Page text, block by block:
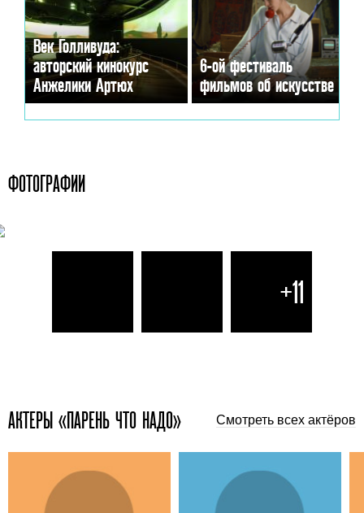
Век Голливуда:
авторский кинокурс
Анжелики Артюх
6-ой фестиваль
фильмов об искусстве
ФОТОГРАФИИ
+11
АКТЕРЫ «ПАРЕНЬ ЧТО НАДО» Смотреть всех актёров